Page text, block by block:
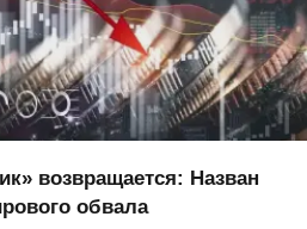
возвращается: Назван
обвала